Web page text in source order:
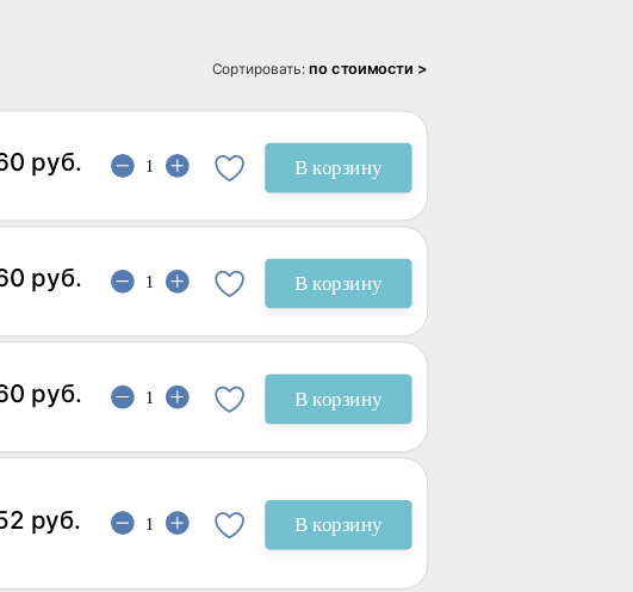
Сортировать:по стоимости >
руб. В корзину
руб. В корзину
руб. В корзину
руб. В корзину